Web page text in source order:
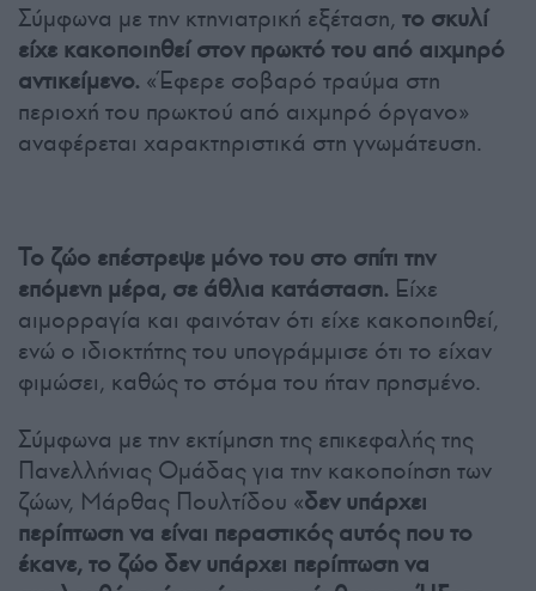
Σύμφωνα με την κτηνιατρική εξέταση, το σκυλί
είχε κακοποιηθεί στον πρωκτό του από αιχμηρό
αντικείμενο. «Έφερε σοβαρό τραύμα στη
περιοχή του πρωκτού από αιχμηρό όργανο»
αναφέρεται χαρακτηριστικά στη γνωμάτευση.
Το ζώο επέστρεψε μόνο του στο σπίτι την
επόμενη μέρα, σε άθλια κατάσταση. Είχε
αιμορραγία και φαινόταν ότι είχε κακοποιηθεί,
ενώ ο ιδιοκτήτης του υπογράμμισε ότι το είχαν
φιμώσει, καθώς το στόμα του ήταν πρησμένο.
Σύμφωνα με την εκτίμηση της επικεφαλής της
Πανελλήνιας Ομάδας για την κακοποίηση των
ζώων, Μάρθας Πουλτίδου «δεν υπάρχει
περίπτωση να είναι περαστικός αυτός που το
έκανε, το ζώο δεν υπάρχει περίπτωση να